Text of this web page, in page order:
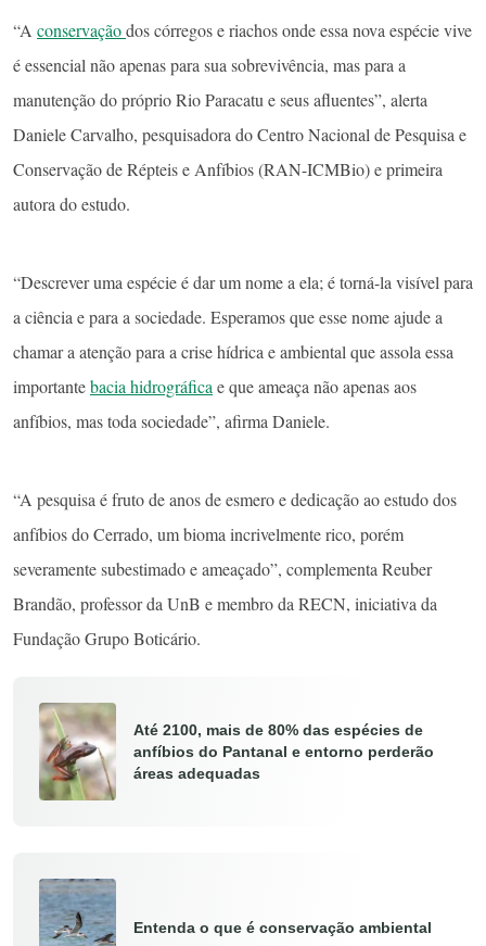
“A conservaçãodos córregos e riachos onde essa nova espécie vive
é essencial não apenas para sua sobrevivência, mas para a
manutenção do próprio Rio Paracatu e seus afluentes”, alerta
Daniele Carvalho, pesquisadora do Centro Nacional de Pesquisa e
Conservação de Répteis e Anfíbios (RAN-ICMBio) e primeira
autora do estudo.
“Descrever uma espécie é dar um nome a ela; é torná-la visível para
a ciência e para a sociedade. Esperamos que esse nome ajude a
chamar a atenção para a crise hídrica e ambiental que assola essa
importantebacia hidrográfica e que ameaça não apenas aos
anfíbios, mas toda sociedade”, afirma Daniele.
“A pesquisa é fruto de anos de esmero e dedicação ao estudo dos
anfíbios do Cerrado, um bioma incrivelmente rico, porém
severamente subestimado e ameaçado”, complementa Reuber
Brandão, professor da UnB e membro da RECN, iniciativa da
Fundação Grupo Boticário.
Até 2100, mais de 80% das espécies de
anfíbios do Pantanal e entorno perderão
áreas adequadas
Entenda o que é conservação ambiental